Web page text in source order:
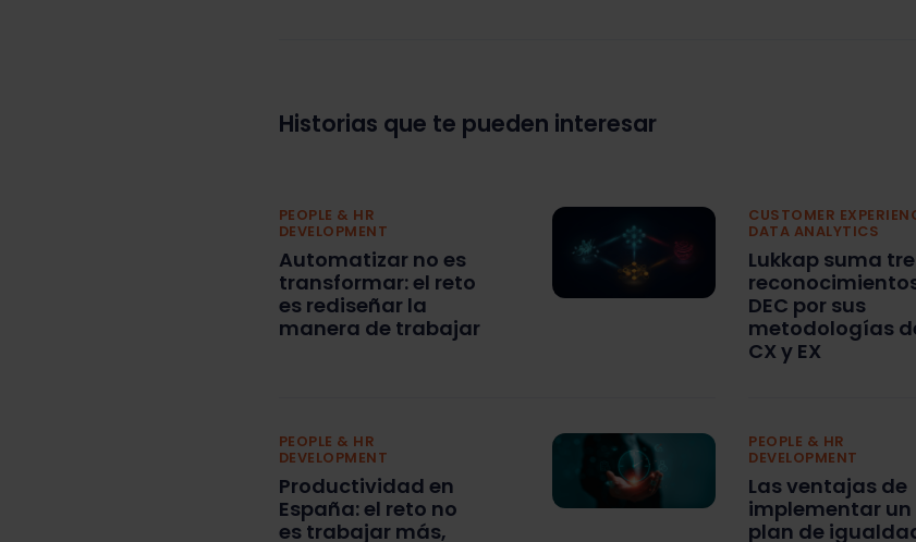
Historias que te pueden interesar
PEOPLE & HR
DEVELOPMENT
Automatizar no es
transformar: el reto
es rediseñar la
manera de trabajar
CUSTOMER
DATA ANALYTICS
Lukkap suma
DEC por sus
metodologías
CX y EX
PEOPLE & HR
DEVELOPMENT
Productividad en
España: el reto no
es trabajar más,
PEOPLE & HR
DEVELOPMENT
Las ventajas de
implementar un
plan de